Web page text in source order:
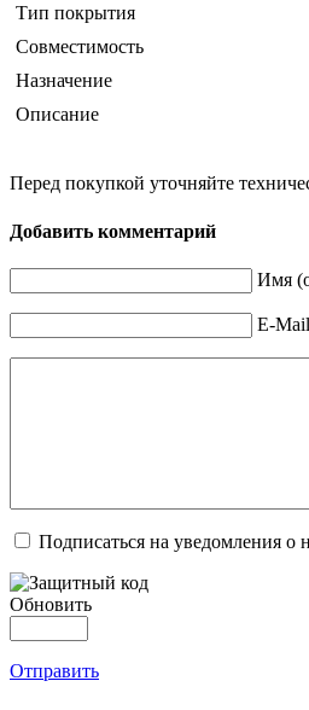
Тип покрытия
Совместимость
Назначение
Описание
Перед покупкой уточняйте
Добавить комментарий
Имя
E-
Подписаться на уведомления о
Обновить
Отправить